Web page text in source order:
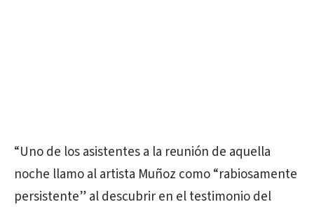
“Uno de los asistentes a la reunión de aquella
noche llamo al artista Muñoz como “rabiosamente
persistente” al descubrir en el testimonio del